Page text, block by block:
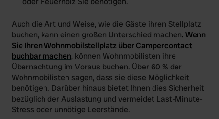
Auch die Art und Weise, wie die Gäste ihren Stellplatz
buchen, kann einen großen Unterschied machen.Wenn
Sie Ihren Wohnmobilstellplatz über Campercontact
buchbar machen, können Wohnmobilisten ihre
Übernachtung im Voraus buchen. Über 60 % der
Wohnmobilisten sagen, dass sie diese Möglichkeit
benötigen. Darüber hinaus bietet Ihnen dies Sicherheit
bezüglich der Auslastung und vermeidet Last-Minute-
Stress oder unnötige Leerstände.